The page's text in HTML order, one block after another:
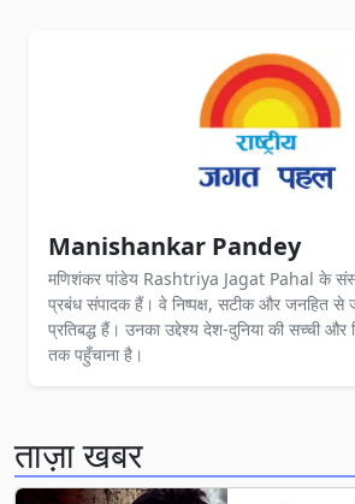
Manishankar Pandey
मणिशंकर पांडेय Rashtriya Jagat Pahal के
प्रबंध संपादक हैं। वे निष्पक्ष, सटीक और जनहित से
प्रतिबद्ध हैं। उनका उद्देश्य देश-दुनिया की सच्ची और
तक पहुँचाना है।
ताज़ा खबर